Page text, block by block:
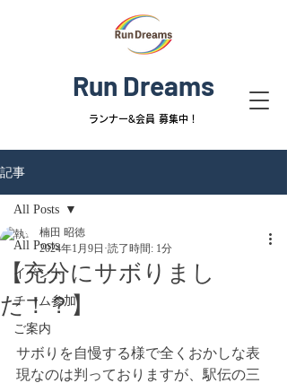
ランナー&会員 募集中！
Run Dreams
記事
All Posts
イベント
チーム参加
ご案内
All Posts
【充分にサボりまし
た！？】
楠田 昭徳
2024年1月9日 読了時間: 1分
サボりを自慢する様で全くおかしな表
現なのは判っておりますが、駅伝の三